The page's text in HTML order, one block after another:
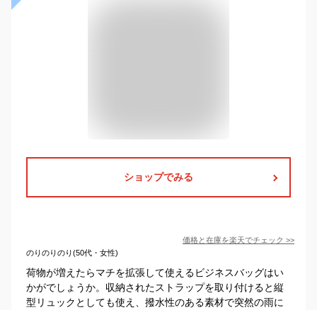
ショップでみる
価格と在庫を楽天でチェック >>
のりのりのり(50代・女性)
荷物が増えたらマチを拡張して使えるビジネスバッグはい
かがでしょうか。収納されたストラップを取り付けると縦
型リュックとしても使え、撥水性のある素材で突然の雨に